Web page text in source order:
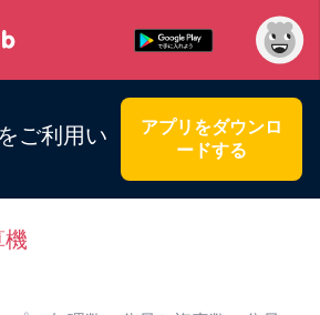
ご利用い
アプリをダウンロ
ードする
機